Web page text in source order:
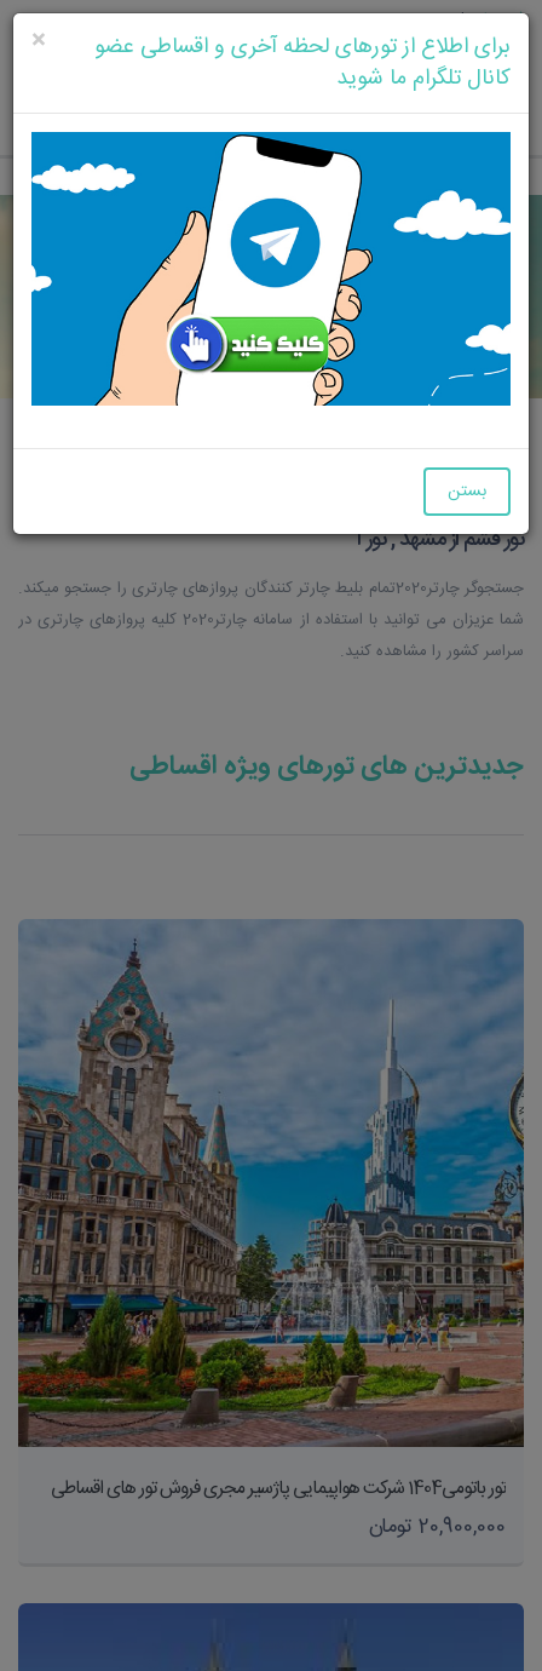
ثبت نام | ورود
دانلود نرم افزار خرید بلیط دانلود
آژانس هواپیمایی پاژسیر مشهد . مجری تورهای اقساطی ( قسطی )
از مشهد اقساط دلخواه. تور از مشهد , تور از تهران , تور کیش از مشهد ,
تور قشم از مشهد , تور آ
جستجوگر چارتر2020تمام بلیط چارتر کنندگان پروازهای چارتری را جستجو میکند.
شما عزیزان می توانید با استفاده از سامانه چارتر2020 کلیه پروازهای چارتری در
سراسر کشور را مشاهده کنید.
جدیدترین های تورهای ویژه اقساطی
تور باتومی1404 شرکت هواپیمایی پاژسیر مجری فروش تور های اقساطی
20,900,000 تومان
×
برای اطلاع از تورهای لحظه آخری و اقساطی عضو
کانال تلگرام ما شوید
بستن